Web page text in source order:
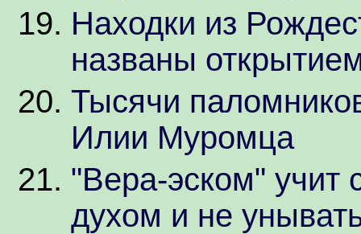
Находки из
названы
Тысячи
Илии Муромца
"Вера-эском" учит
духом и не